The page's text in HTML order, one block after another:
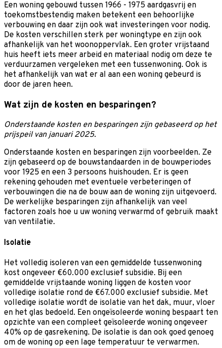
Een woning gebouwd tussen 1966 - 1975 aardgasvrij en
toekomstbestendig maken betekent een behoorlijke
verbouwing en daar zijn ook wat investeringen voor nodig.
De kosten verschillen sterk per woningtype en zijn ook
afhankelijk van het woonoppervlak. Een groter vrijstaand
huis heeft iets meer arbeid en materiaal nodig om deze te
verduurzamen vergeleken met een tussenwoning. Ook is
het afhankelijk van wat er al aan een woning gebeurd is
door de jaren heen.
Wat zijn de kosten en besparingen?
Onderstaande kosten en besparingen zijn gebaseerd op het
prijspeil van januari 2025.
Onderstaande kosten en besparingen zijn voorbeelden. Ze
zijn gebaseerd op de bouwstandaarden in de bouwperiodes
voor 1925 en een 3 persoons huishouden. Er is geen
rekening gehouden met eventuele verbeteringen of
verbouwingen die na de bouw aan de woning zijn uitgevoerd.
De werkelijke besparingen zijn afhankelijk van veel
factoren zoals hoe u uw woning verwarmd of gebruik maakt
van ventilatie.
Isolatie
Het volledig isoleren van een gemiddelde tussenwoning
kost ongeveer €60.000 exclusief subsidie. Bij een
gemiddelde vrijstaande woning liggen de kosten voor
volledige isolatie rond de €67.000 exclusief subsidie. Met
volledige isolatie wordt de isolatie van het dak, muur, vloer
en het glas bedoeld. Een ongeïsoleerde woning bespaart ten
opzichte van een compleet geïsoleerde woning ongeveer
40% op de gasrekening. De isolatie is dan ook goed genoeg
om de woning op een lage temperatuur te verwarmen.